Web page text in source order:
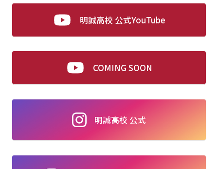
明誠高校 公式YouTube
COMING SOON
明誠高校 公式